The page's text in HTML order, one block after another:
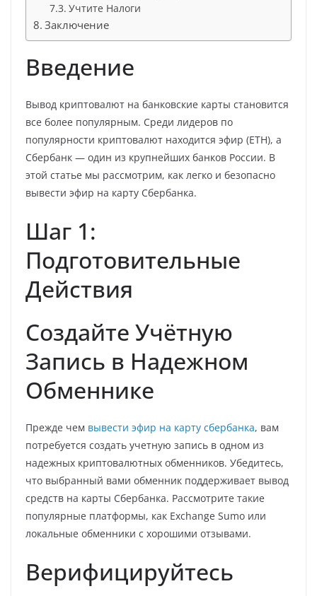
Учтите Налоги
Заключение
Введение
Вывод криптовалют на банковские карты становится
все более популярным. Среди лидеров по
популярности криптовалют находится эфир (ETH), а
Сбербанк — один из крупнейших банков России. В
этой статье мы рассмотрим, как легко и безопасно
вывести эфир на карту Сбербанка.
Шаг 1:
Подготовительные
Действия
Создайте Учётную
Запись в Надежном
Обменнике
Прежде чем вывести эфир на карту сбербанка, вам
потребуется создать учетную запись в одном из
надежных криптовалютных обменников. Убедитесь,
что выбранный вами обменник поддерживает вывод
средств на карты Сбербанка. Рассмотрите такие
популярные платформы, как Exchange Sumo или
локальные обменники с хорошими отзывами.
Верифицируйтесь